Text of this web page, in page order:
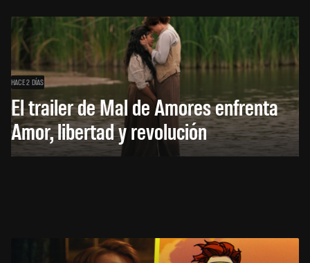
HACE 2 DÍAS
El trailer de Mal de Amores enfrenta
Amor, libertad y revolución